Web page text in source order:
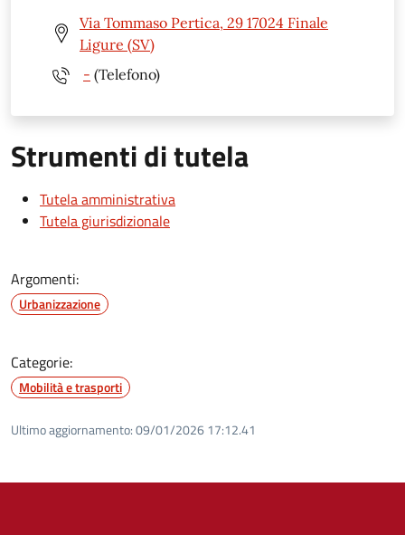
Via Tommaso Pertica, 29 17024 Finale
Ligure (SV)
- (Telefono)
Strumenti di tutela
Tutela amministrativa
Tutela giurisdizionale
Argomenti:
Urbanizzazione
Categorie:
Mobilità e trasporti
Ultimo aggiornamento:09/01/2026 17:12.41